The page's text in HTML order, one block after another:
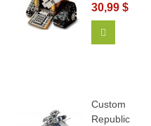
30,99 $
Custom
Republic